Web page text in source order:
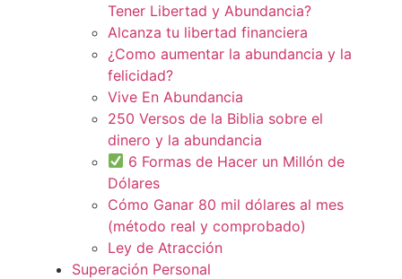
Tener Libertad y Abundancia?
Alcanza tu libertad financiera
¿Como aumentar la abundancia y la
felicidad?
Vive En Abundancia
250 Versos de la Biblia sobre el
dinero y la abundancia
6 Formas de Hacer un Millón de
Dólares
Cómo Ganar 80 mil dólares al mes
(método real y comprobado)
Ley de Atracción
Superación Personal